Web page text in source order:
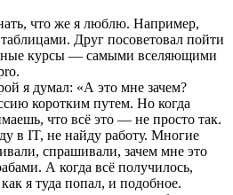
что же я люблю. Например,
Друг посоветовал пойти
курсы — самыми вселяющими
я думал: «А это мне зачем?
коротким путем. Но когда
что всё это — не просто так.
в IT, не найду работу. Многие
спрашивали, зачем мне это
А когда всё получилось,
я туда попал, и подобное.